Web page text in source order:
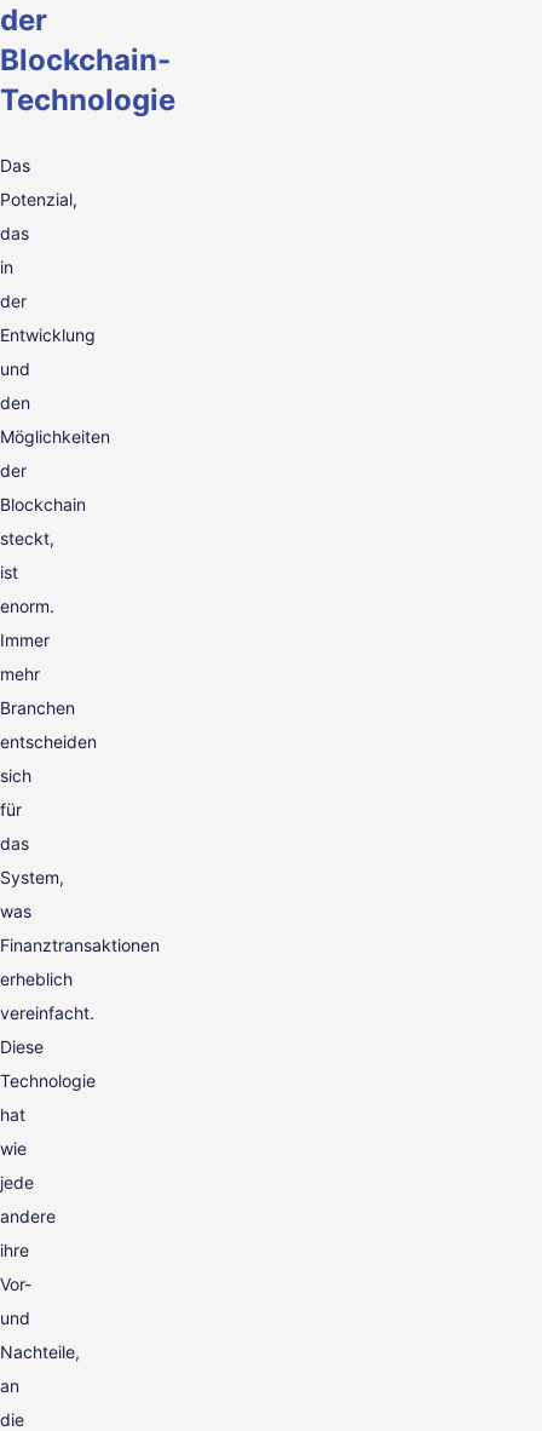
der
Blockchain-
Technologie
Das
Potenzial,
das
in
der
Entwicklung
und
den
Möglichkeiten
der
Blockchain
steckt,
ist
enorm.
Immer
mehr
Branchen
entscheiden
sich
für
das
System,
was
Finanztransaktionen
erheblich
vereinfacht.
Diese
Technologie
hat
wie
jede
andere
ihre
Vor-
und
Nachteile,
an
die